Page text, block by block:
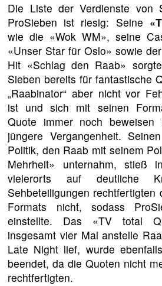
Die Liste der Verdienste von
ProSieben ist riesig: Seine
wie die «Wok WM», seine
«Unser Star für Oslo» sowie
Hit «Schlag den Raab»
Sieben bereits für fantastische
„Raabinator“ aber nicht vor
ist und sich mit seinen
Quote immer noch beweisen
jüngere Vergangenheit.
Politik, den Raab mit seinem
Mehrheit» unternahm, stieß
vielerorts auf deutliche
Sehbeteiligungen rechtfertigten
Formats nicht, sodass
einstellte. Das «TV total
insgesamt vier Mal anstelle
Late Night lief, wurde
beendet, da die Quoten nicht
rechtfertigten.